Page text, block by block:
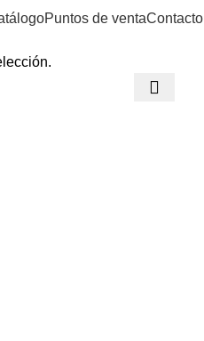
Puntos de ventaContacto